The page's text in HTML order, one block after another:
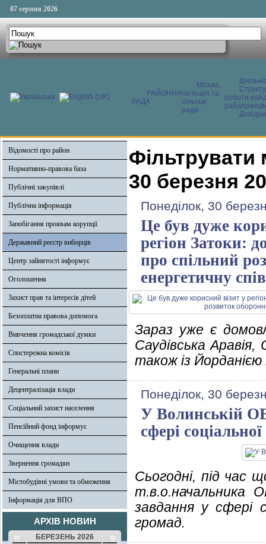
07 серпня 2026
РАЙОННА
РАДА
Міська,
селищні та
сільські
ради
роботи
Відомості про район
Нормативно-правова база
Публічні закупівлі
Публічна інформація
Запобігання проявам корупції
Державний реєстр виборців
Центр зайнятості інформує
Оголошення
Захист прав та інтересів дітей
Безоплатна правова допомога
Вивчення громадської думки
Спостережна комісія
Генеральні плани
Децентралізація влади
Соціальний захист населення
Пенсійний фонд інформує
Очищення влади
Звернення громадян
Містобудівні умови та обмеження
Інформація для ВПО
АРХІВ НОВИН
« БЕРЕЗЕНЬ 2026 »
Фільтрувати
30 березня
Понеділок, 30
Це був дуже
регіон Затоки:
про спільний
енергетичну
Зараз уже є
Саудівська
також із
Понеділок, 30
У Волинській
сфері
Сьогодні, під час
т.в.о.начальника
завдання у сфері
громад.